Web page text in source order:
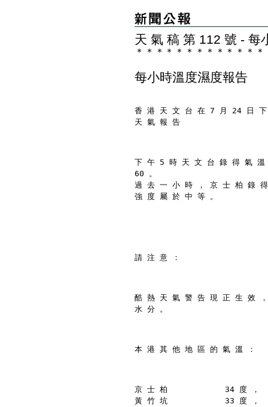
天 氣 稿 第 112 號 - 每
＊ ＊ ＊ ＊ ＊ ＊ ＊ ＊ ＊ ＊ ＊ ＊ ＊
每小時溫度濕度報告
香 港 天 文 台 在 7 月 24 日
天 氣 報 告
下 午 5 時 天 文 台 錄 得 氣
60 。
過 去 一 小 時 ， 京 士 柏 錄
強 度 屬 於 中 等 。
請 注 意 ：
酷 熱 天 氣 警 告 現 正 生 效
水 分 。
本 港 其 他 地 區 的 氣 溫 ：
京 士 柏            34 度 ，
黃 竹 坑            33 度 ，